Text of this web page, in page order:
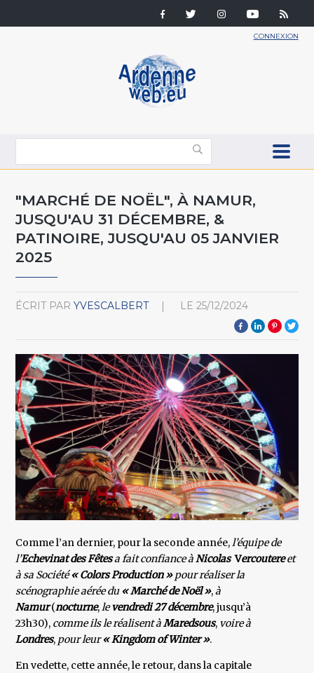
CONNEXION
"MARCHÉ DE NOËL", À NAMUR,
JUSQU'AU 31 DÉCEMBRE, &
PATINOIRE, JUSQU'AU 05 JANVIER
2025
ÉCRIT PAR YVESCALBERT LE 25/12/2024
Comme l’an dernier, pour la seconde année,l’équipe de
l’Echevinat des Fêtesa fait confiance àNicolas Vercoutereet
à sa Société« Colors Production »pour réaliser la
scénographie aérée du« Marché de Noël »,à
Namur(nocturne,levendredi 27 décembre, jusqu’à
23h30), comme ils le réalisent àMaredsous, voire à
Londres, pour leur« Kingdom of Winter ».
En vedette, cette année, le retour, dans la capitale